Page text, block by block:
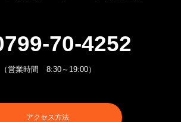
70-4252
（営業時間 8:30～19:00）
アクセス方法